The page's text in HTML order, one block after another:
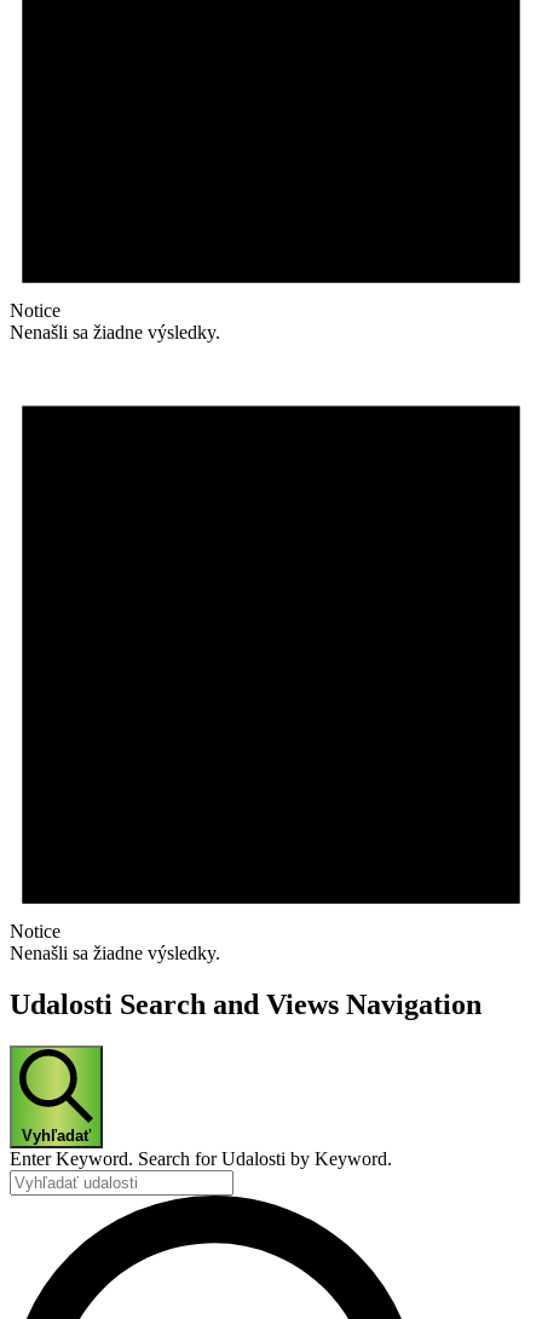
Notice
Nenašli sa žiadne výsledky.
Notice
Nenašli sa žiadne výsledky.
Udalosti Search and Views Navigation
Vyhľadať
Enter Keyword. Search for Udalosti by Keyword.